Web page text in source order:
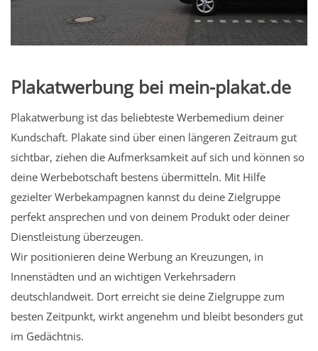
Plakatwerbung bei mein-plakat.de
Plakatwerbung ist das beliebteste Werbemedium deiner
Kundschaft. Plakate sind über einen längeren Zeitraum gut
sichtbar, ziehen die Aufmerksamkeit auf sich und können so
deine Werbebotschaft bestens übermitteln. Mit Hilfe
gezielter Werbekampagnen kannst du deine Zielgruppe
perfekt ansprechen und von deinem Produkt oder deiner
Dienstleistung überzeugen.
Wir positionieren deine Werbung an Kreuzungen, in
Innenstädten und an wichtigen Verkehrsadern
deutschlandweit. Dort erreicht sie deine Zielgruppe zum
besten Zeitpunkt, wirkt angenehm und bleibt besonders gut
im Gedächtnis.